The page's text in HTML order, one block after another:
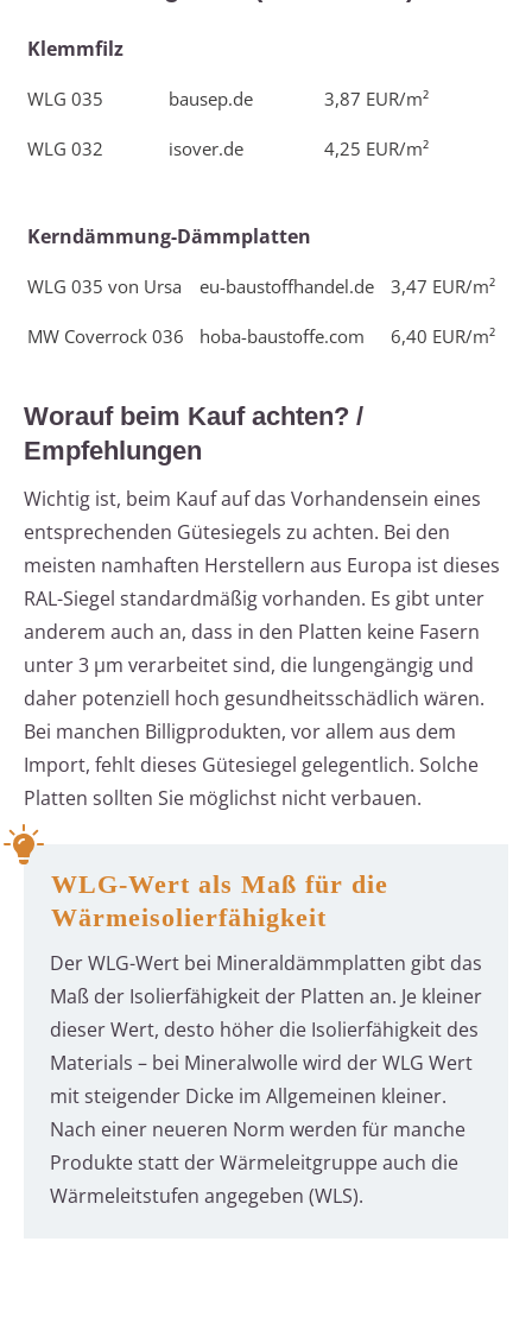
Klemmfilz
WLG 035 bausep.de 3,87 EUR/m²
WLG 032 isover.de 4,25 EUR/m²
Kerndämmung-Dämmplatten
WLG 035 von Ursa eu-baustoffhandel.de 3,47 EUR/m²
MW Coverrock 036 hoba-baustoffe.com 6,40 EUR/m²
Worauf beim Kauf achten? /
Empfehlungen
Wichtig ist, beim Kauf auf das Vorhandensein eines
entsprechenden Gütesiegels zu achten. Bei den
meisten namhaften Herstellern aus Europa ist dieses
RAL-Siegel standardmäßig vorhanden. Es gibt unter
anderem auch an, dass in den Platten keine Fasern
unter 3 µm verarbeitet sind, die lungengängig und
daher potenziell hoch gesundheitsschädlich wären.
Bei manchen Billigprodukten, vor allem aus dem
Import, fehlt dieses Gütesiegel gelegentlich. Solche
Platten sollten Sie möglichst nicht verbauen.
WLG-Wert als Maß für die
Wärmeisolierfähigkeit
Der WLG-Wert bei Mineraldämmplatten gibt das
Maß der Isolierfähigkeit der Platten an. Je kleiner
dieser Wert, desto höher die Isolierfähigkeit des
Materials – bei Mineralwolle wird der WLG Wert
mit steigender Dicke im Allgemeinen kleiner.
Nach einer neueren Norm werden für manche
Produkte statt der Wärmeleitgruppe auch die
Wärmeleitstufen angegeben (WLS).